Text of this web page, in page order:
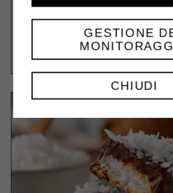
Facile 8 50 Minuti
CHIUDI
GESTIONE